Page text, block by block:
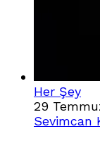
Her Şey
29
Sevimcan